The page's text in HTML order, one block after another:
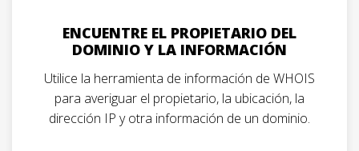
ENCUENTRE EL PROPIETARIO DEL
DOMINIO Y LA INFORMACIÓN
Utilice la herramienta de información de WHOIS
para averiguar el propietario, la ubicación, la
dirección IP y otra información de un dominio.